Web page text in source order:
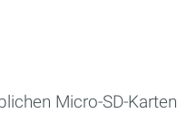
Micro-SD-Karten